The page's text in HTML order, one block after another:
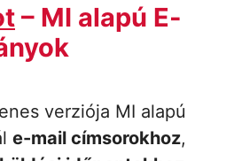
– MI alapú E-
verziója MI alapú
e-mail címsorokhoz,